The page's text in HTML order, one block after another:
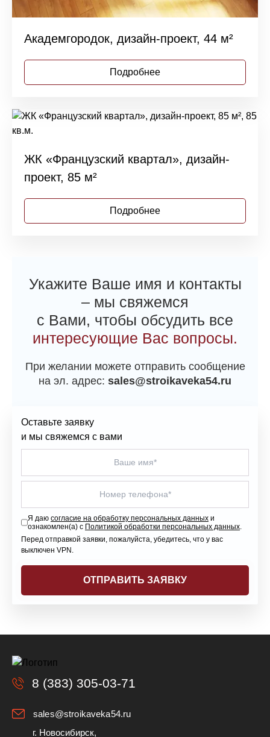
Академгородок, дизайн-проект, 44 м²
Подробнее
ЖК «Французский квартал», дизайн-
проект, 85 м²
Подробнее
Укажите Ваше имя и контакты
– мы свяжемся
с Вами, чтобы обсудить все
интересующие Вас вопросы.
При желании можете отправить сообщение
на эл. адрес: sales@stroikaveka54.ru
Оставьте заявку
и мы свяжемся с вами
Я даю согласие на обработку персональных данныхи
ознакомлен(а) с Политикой обработки персональных данных.
Перед отправкой заявки, пожалуйста, убедитесь, что у вас
выключен VPN.
8 (383) 305-03-71
sales@stroikaveka54.ru
г. Новосибирск,